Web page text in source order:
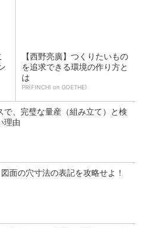
【西野亮廣】つくりたいもの
を追求できる環境の作り方と
は
PR(FINCHI on GOETHE)
で、完璧な量産（組み立て）と検
理由
図面の穴寸法の表記を攻略せよ！